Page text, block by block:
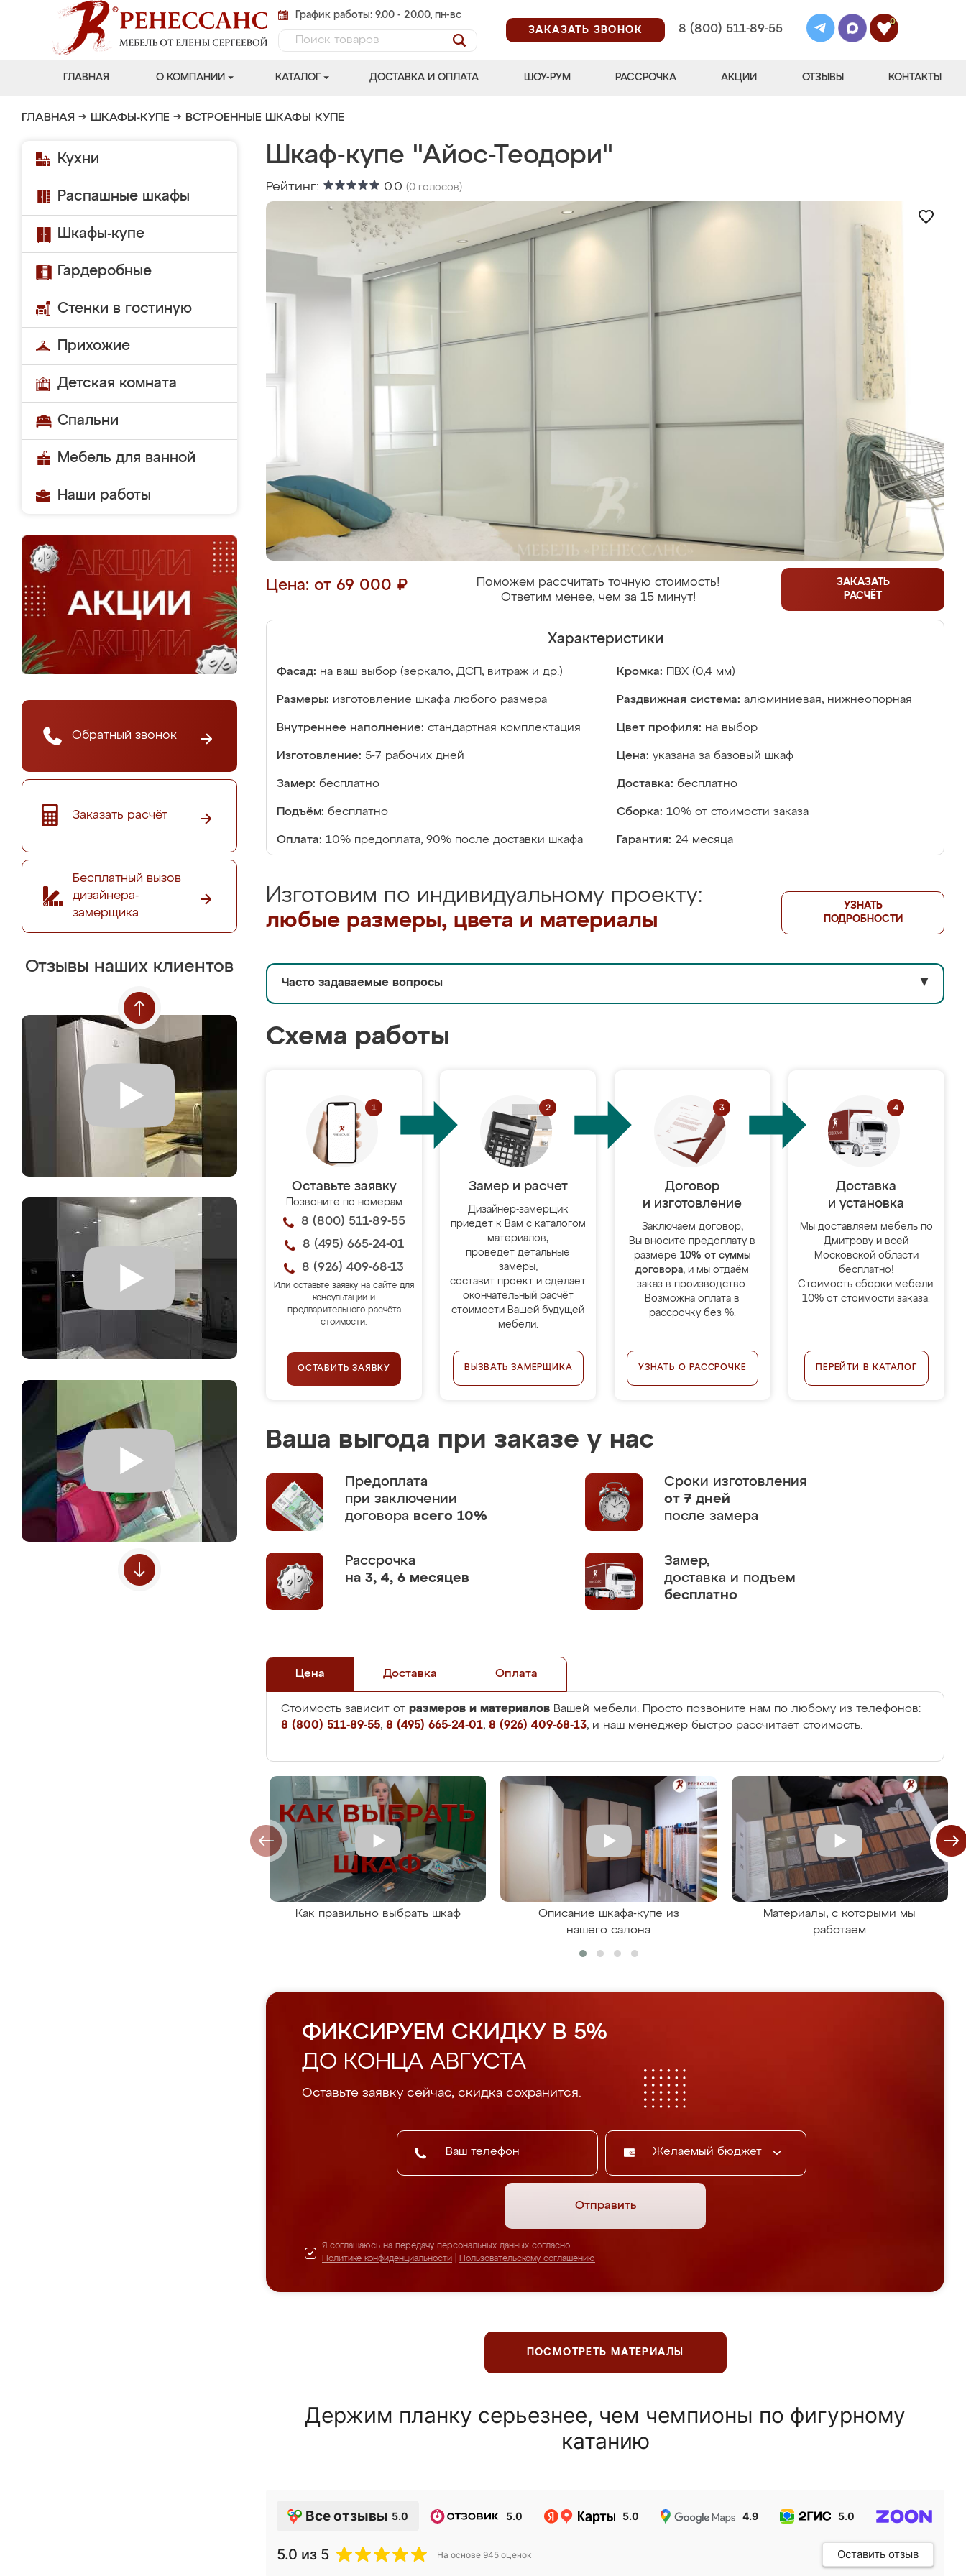
График работы: 9.00 - 20.00, пн-вс
ЗАКАЗАТЬ ЗВОНОК
8 (800) 511-89-55
0
ГЛАВНАЯ О КОМПАНИИ КАТАЛОГ ДОСТАВКА И ОПЛАТА ШОУ-РУМ РАССРОЧКА АКЦИИ ОТЗЫВЫ КОНТАКТЫ
ГЛАВНАЯ → ШКАФЫ-КУПЕ → ВСТРОЕННЫЕ ШКАФЫ КУПЕ
Кухни
Распашные шкафы
Шкафы-купе
Гардеробные
Стенки в гостиную
Прихожие
Детская комната
Спальни
Мебель для ванной
Наши работы
Обратный звонок
Заказать расчёт
Бесплатный вызов
дизайнера-
замерщика
Отзывы наших клиентов
Шкаф-купе "Айос-Теодори"
Рейтинг: 0.0 (0 голосов)
Цена: от 69 000 ₽
Поможем рассчитать точную стоимость!
Ответим менее, чем за 15 минут!
ЗАКАЗАТЬ
РАСЧЁТ
Характеристики
Фасад: на ваш выбор (зеркало, ДСП, витраж и др.) Кромка: ПВХ (0,4 мм)
Размеры: изготовление шкафа любого размера Раздвижная система: алюминиевая, нижнеопорная
Внутреннее наполнение: стандартная комплектация Цвет профиля: на выбор
Изготовление: 5-7 рабочих дней Цена: указана за базовый шкаф
Замер: бесплатно Доставка: бесплатно
Подъём: бесплатно Сборка: 10% от стоимости заказа
Оплата: 10% предоплата, 90% после доставки шкафа Гарантия: 24 месяца
Изготовим по индивидуальному проекту:
любые размеры, цвета и материалы
УЗНАТЬ
ПОДРОБНОСТИ
Часто задаваемые вопросы ▼
Схема работы
Оставьте заявку
Позвоните по номерам
8 (800) 511-89-55
8 (495) 665-24-01
8 (926) 409-68-13
Или оставьте заявку на сайте для
консультации и
предварительного расчёта
стоимости.
ОСТАВИТЬ ЗАЯВКУ
Замер и расчет
Дизайнер-замерщик
приедет к Вам с каталогом
материалов,
проведёт детальные
замеры,
составит проект и сделает
окончательный расчёт
стоимости Вашей будущей
мебели.
ВЫЗВАТЬ ЗАМЕРЩИКА
Договор
и изготовление
Заключаем договор,
Вы вносите предоплату в
размере 10% от суммы
договора, и мы отдаём
заказ в производство.
Возможна оплата в
рассрочку без %.
УЗНАТЬ О РАССРОЧКЕ
Доставка
и установка
Мы доставляем мебель по
Дмитрову и всей
Московской области
бесплатно!
Стоимость сборки мебели:
10% от стоимости заказа.
ПЕРЕЙТИ В КАТАЛОГ
Ваша выгода при заказе у нас
Предоплата
при заключении
договора всего 10%
Сроки изготовления
от 7 дней
после замера
Рассрочка
на 3, 4, 6 месяцев
Замер,
доставка и подъем
бесплатно
Цена Доставка Оплата
Стоимость зависит от размеров и материалов Вашей мебели. Просто позвоните нам по любому из телефонов:
8 (800) 511-89-55, 8 (495) 665-24-01, 8 (926) 409-68-13, и наш менеджер быстро рассчитает стоимость.
Как правильно выбрать шкаф
Описание шкафа-купе из
нашего салона
Материалы, с которыми мы
работаем
ФИКСИРУЕМ СКИДКУ В 5%
ДО КОНЦА АВГУСТА
Оставьте заявку сейчас, скидка сохранится.
Желаемый бюджет
Отправить
Я соглашаюсь на передачу персональных данных согласно
Политике конфиденциальности
Пользовательскому соглашению
ПОСМОТРЕТЬ МАТЕРИАЛЫ
Держим планку серьезнее, чем чемпионы по фигурному
катанию
Все отзывы 5.0 5.0 5.0 4.9 5.0
5.0 из 5 На основе 945 оценок Оставить отзыв